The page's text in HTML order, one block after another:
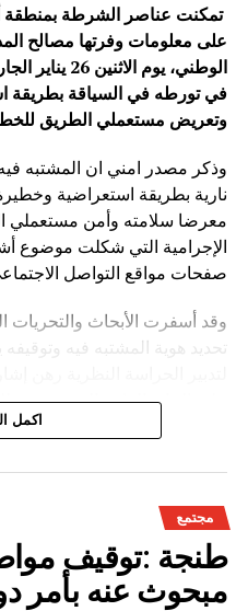
تمكنت عناصر الشرطة بمنطقة
على معلومات وفرتها مصالح
الوطني، يوم
في تورطه في السياقة بطريقة
وتعريض مستعملي الطريق
وذكر مصدر امني ان المشتبه
نارية بطريقة استعراضية وخطيرة
معرضا سلامته وأمن مستعملي
الإجرامية التي شكلت موضوع
صفحات مواقع التواصل
وقد أسفرت الأبحاث
تحديد هوية المشتبه فيه
عليه النيابة العامة
وملابسات وخلفيات هذه القضية،
اكمل
مجتمع
طنجة :توقيف
مبحوث عنه بأمر